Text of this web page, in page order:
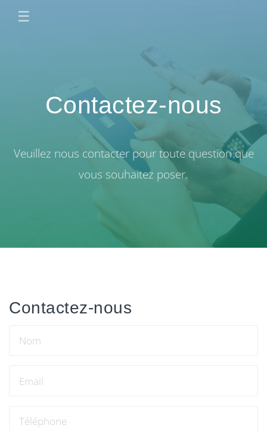
☰
Contactez-nous
Veuillez nous contacter pour toute question que
vous souhaitez poser.
Contactez-nous